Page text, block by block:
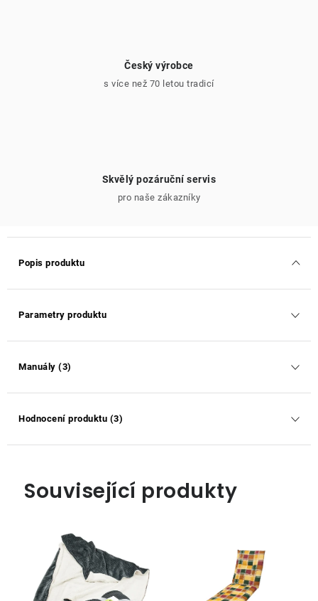
Český výrobce
s více než 70 letou tradicí
Skvělý pozáruční servis
pro naše zákazníky
Popis produktu
Parametry produktu
Manuály (3)
Hodnocení produktu (3)
Související produkty